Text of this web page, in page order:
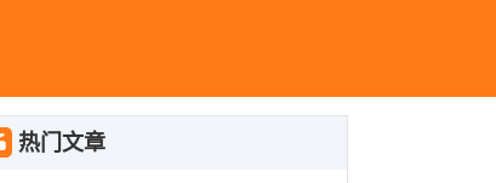
热门文章